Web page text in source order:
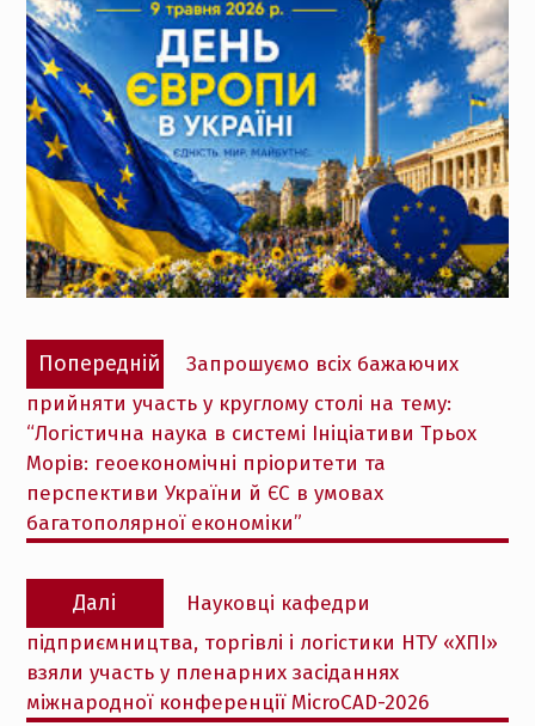
Навігація
записів
Попередній
Попередній
запис:
Запрошуємо всіх бажаючих
прийняти участь у круглому столі на тему:
“Логістична наука в системі Ініціативи Трьох
Морів: геоекономічні пріоритети та
перспективи України й ЄС в умовах
багатополярної економіки”
Далі
Наступний
запис:
Науковці кафедри
підприємництва, торгівлі і логістики НТУ «ХПІ»
взяли участь у пленарних засіданнях
міжнародної конференції MicroCAD-2026